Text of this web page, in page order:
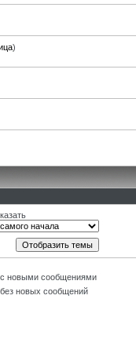
)
новыми сообщениями
новых сообщений